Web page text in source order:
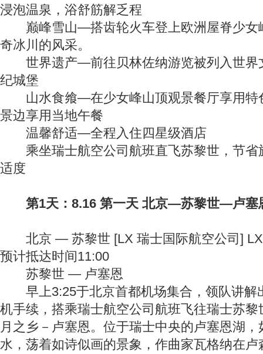
浸泡温泉，浴舒筋解乏程
巅峰雪山—搭齿轮火车登上欧洲屋脊少女
奇冰川的风采。
世界遗产—前往贝林佐纳游览被列入世界
纪城堡
山水食飨—在少女峰山顶观景餐厅享用特
景边享用当地午餐
温馨舒适—全程入住四星级酒店
乘坐瑞士航空公司航班直飞苏黎世，节省
适度
第1天：8.16 第一天 北京—苏黎世—卢塞
北京 — 苏黎世 [LX 瑞士国际航空公司]
预计抵达时间11:00
苏黎世 — 卢塞恩
早上3:25于北京首都机场集合，领队讲解
机手续，搭乘瑞士航空公司航班飞往瑞士苏
月之乡－卢塞恩。位于瑞士中央的卢塞恩湖
水，荡着如诗似画的景象，作曲家瓦格纳在